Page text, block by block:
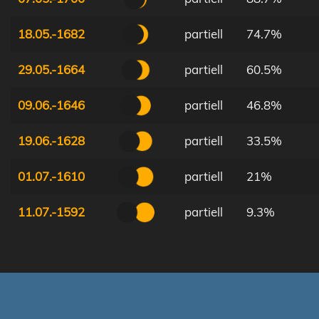
18.05.-1682 partiell 74.7%
29.05.-1664 partiell 60.5%
09.06.-1646 partiell 46.8%
19.06.-1628 partiell 33.5%
01.07.-1610 partiell 21%
11.07.-1592 partiell 9.3%